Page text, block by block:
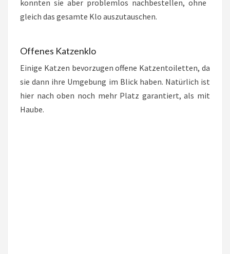
konnten sie aber problemlos nachbestellen, ohne
gleich das gesamte Klo auszutauschen.
Offenes Katzenklo
Einige Katzen bevorzugen offene Katzentoiletten, da
sie dann ihre Umgebung im Blick haben. Natürlich ist
hier nach oben noch mehr Platz garantiert, als mit
Haube.